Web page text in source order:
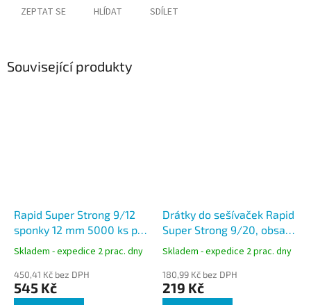
ZEPTAT SE HLÍDAT SDÍLET
Související produkty
Rapid Super Strong 9/12
sponky 12 mm 5000 ks pro
HD9
Skladem - expedice 2 prac. dny
450,41 Kč bez DPH
545 Kč
Drátky do sešívaček Rapid
Super Strong 9/20, obsah
1000 ks
Skladem - expedice 2 prac. dny
180,99 Kč bez DPH
219 Kč